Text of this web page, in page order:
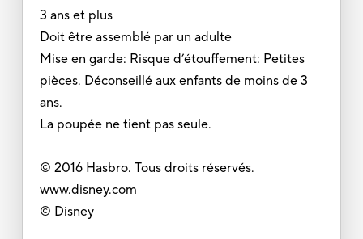
3 ans et plus
Doit être assemblé par un adulte
Mise en garde: Risque d’étouffement: Petites
pièces. Déconseillé aux enfants de moins de 3
ans.
La poupée ne tient pas seule.
© 2016 Hasbro. Tous droits réservés.
www.disney.com
© Disney